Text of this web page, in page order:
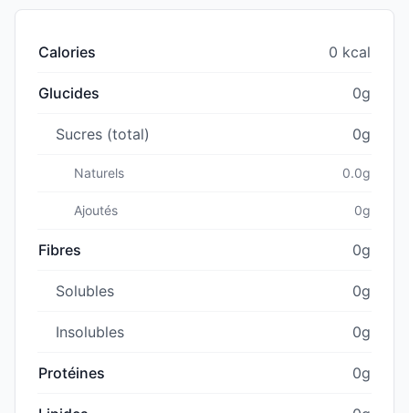
Calories 0 kcal
Glucides 0g
Sucres (total) 0g
Naturels 0.0g
Ajoutés 0g
Fibres 0g
Solubles 0g
Insolubles 0g
Protéines 0g